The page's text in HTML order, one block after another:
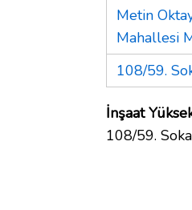
Metin
Mahallesi
108/59.
İnşaat
108/59.